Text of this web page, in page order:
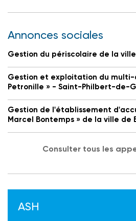
Annonces sociales
Gestion du périscolaire de la
Gestion et exploitation du multi-
Petronille » - Saint-Philbert-de-
Gestion de l'établissement
Marcel Bontemps » de la ville de
Consulter tous les
ASH